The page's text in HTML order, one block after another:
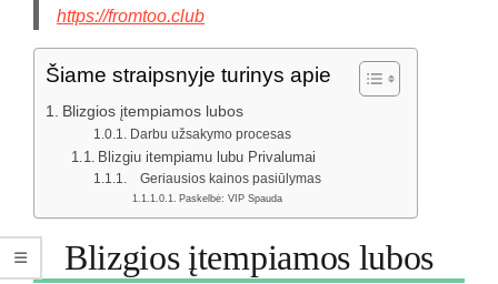
https://fromtoo.club
Šiame straipsnyje turinys apie
Blizgios įtempiamos lubos
Darbu užsakymo procesas
Blizgiu itempiamu lubu Privalumai
Geriausios kainos pasiūlymas
Paskelbė: VIP Spauda
Blizgios įtempiamos lubos